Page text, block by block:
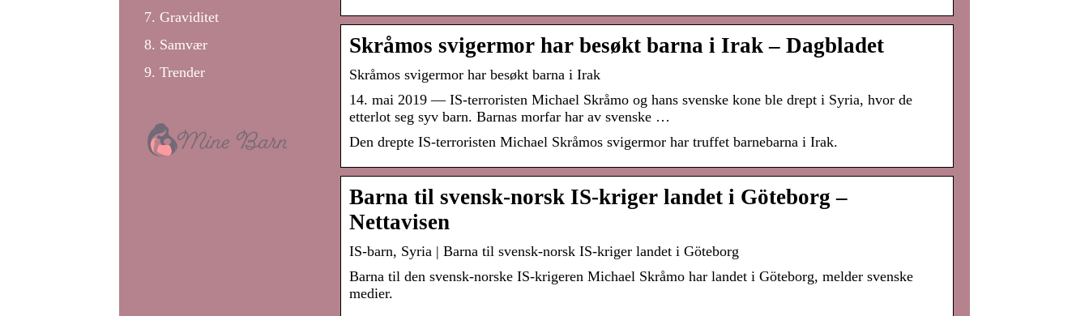
Skråmos svigermor har besøkt barna i Irak – Dagbladet
Skråmos svigermor har besøkt barna i Irak
14. mai 2019 — IS-terroristen Michael Skråmo og hans svenske kone ble drept i Syria, hvor de
etterlot seg syv barn. Barnas morfar har av svenske …
Den drepte IS-terroristen Michael Skråmos svigermor har truffet barnebarna i Irak.
Barna til svensk-norsk IS-kriger landet i Göteborg –
Nettavisen
IS-barn, Syria | Barna til svensk-norsk IS-kriger landet i Göteborg
Barna til den svensk-norske IS-krigeren Michael Skråmo har landet i Göteborg, melder svenske
medier.
Graviditet
Samvær
Trender